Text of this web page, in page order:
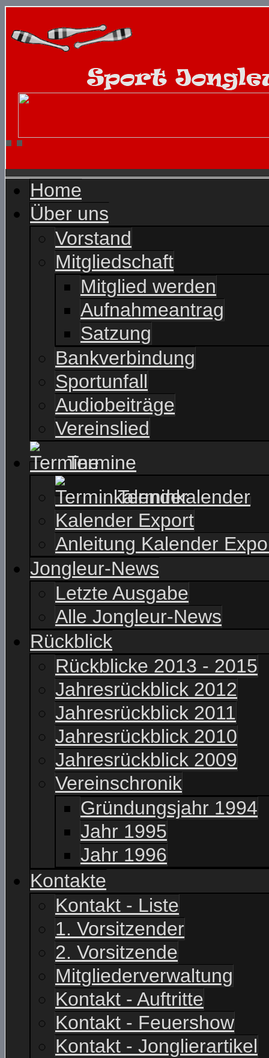
Home
Über uns
Vorstand
Mitgliedschaft
Mitglied werden
Aufnahmeantrag
Satzung
Bankverbindung
Sportunfall
Audiobeiträge
Vereinslied
Termine
Terminkalender
Kalender Export
Anleitung Kalender
Jongleur-News
Letzte Ausgabe
Alle Jongleur-News
Rückblick
Rückblicke 2013 - 2015
Jahresrückblick 2012
Jahresrückblick 2011
Jahresrückblick 2010
Jahresrückblick 2009
Vereinschronik
Gründungsjahr 1994
Jahr 1995
Jahr 1996
Kontakte
Kontakt - Liste
1. Vorsitzender
2. Vorsitzende
Mitgliederverwaltung
Kontakt - Auftritte
Kontakt - Feuershow
Kontakt - Jonglierartikel